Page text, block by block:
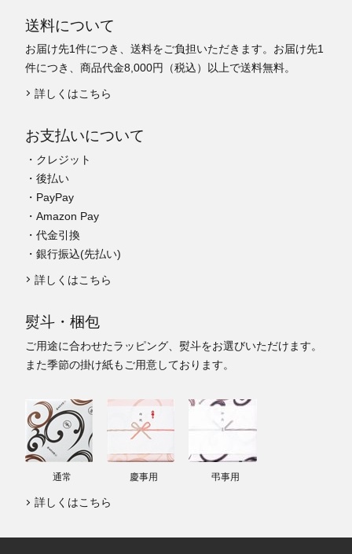
送料について
お届け先1件につき、送料をご負担いただきます。お届け先1
件につき、商品代金8,000円（税込）以上で送料無料。
詳しくはこちら
お支払いについて
・クレジット
・後払い
・PayPay
・Amazon Pay
・代金引換
・銀行振込(先払い)
詳しくはこちら
熨斗・梱包
ご用途に合わせたラッピング、熨斗をお選びいただけます。
また季節の掛け紙もご用意しております。
通常 慶事用 弔事用
詳しくはこちら